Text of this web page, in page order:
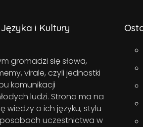
i Kultury
gromadzi się słowa,
virale, czyli jednostki
komunikacji
ludzi. Strona ma na
wiedzy o ich języku, stylu
uczestnictwa w